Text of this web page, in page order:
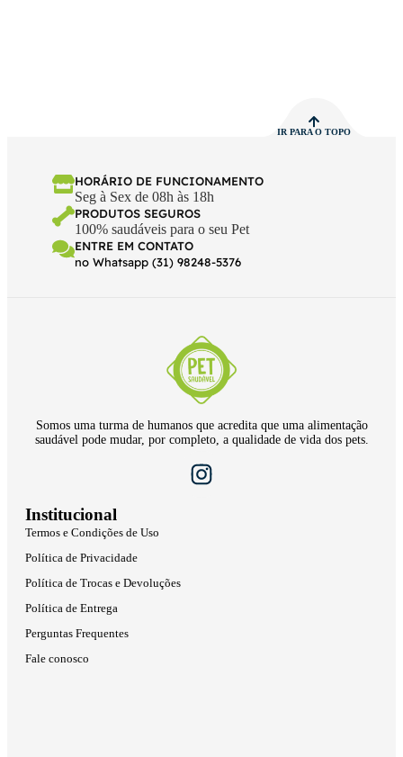
IR PARA O TOPO
HORÁRIO DE FUNCIONAMENTO
Seg à Sex de 08h às 18h
PRODUTOS SEGUROS
100% saudáveis para o seu Pet
ENTRE EM CONTATO
no Whatsapp (31) 98248-5376
Somos uma turma de humanos que acredita que uma alimentação
saudável pode mudar, por completo, a qualidade de vida dos pets.
Institucional
Termos e Condições de Uso
Política de Privacidade
Política de Trocas e Devoluções
Política de Entrega
Perguntas Frequentes
Fale conosco